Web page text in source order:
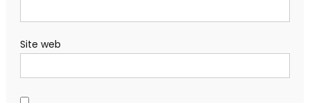
Site web